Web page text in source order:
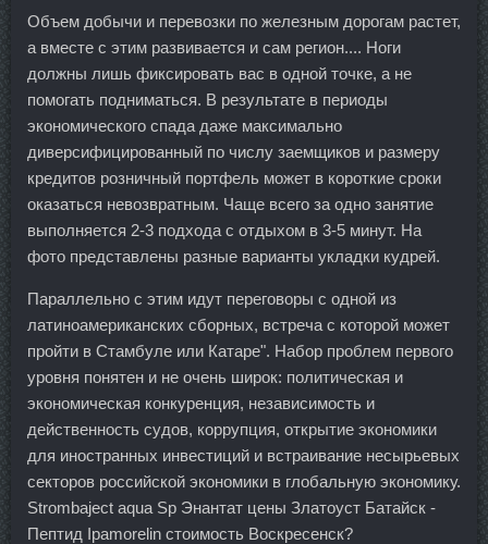
Объем добычи и перевозки по железным дорогам растет,
а вместе с этим развивается и сам регион.... Ноги
должны лишь фиксировать вас в одной точке, а не
помогать подниматься. В результате в периоды
экономического спада даже максимально
диверсифицированный по числу заемщиков и размеру
кредитов розничный портфель может в короткие сроки
оказаться невозвратным. Чаще всего за одно занятие
выполняется 2-3 подхода с отдыхом в 3-5 минут. На
фото представлены разные варианты укладки кудрей.
Параллельно с этим идут переговоры с одной из
латиноамериканских сборных, встреча с которой может
пройти в Стамбуле или Катаре". Набор проблем первого
уровня понятен и не очень широк: политическая и
экономическая конкуренция, независимость и
действенность судов, коррупция, открытие экономики
для иностранных инвестиций и встраивание несырьевых
секторов российской экономики в глобальную экономику.
Strombaject aqua Sp Энантат цены Златоуст Батайск -
Пептид Ipamorelin стоимость Воскресенск?